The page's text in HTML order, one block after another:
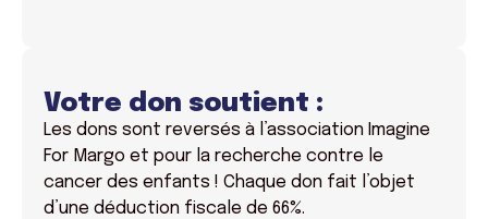
Votre don soutient :
Les dons sont reversés à l’association Imagine
For Margo et pour la recherche contre le
cancer des enfants ! Chaque don fait l’objet
d’une déduction fiscale de 66%.